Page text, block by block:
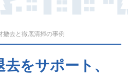
去と徹底清掃の事例
をサポート、